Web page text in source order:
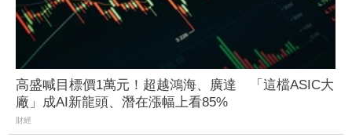
高盛喊目標價1萬元！超越鴻海、廣達 「這檔ASIC大
廠」成AI新龍頭、潛在漲幅上看85%
財經